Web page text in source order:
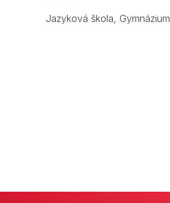
Jazyková škola Gymnázium